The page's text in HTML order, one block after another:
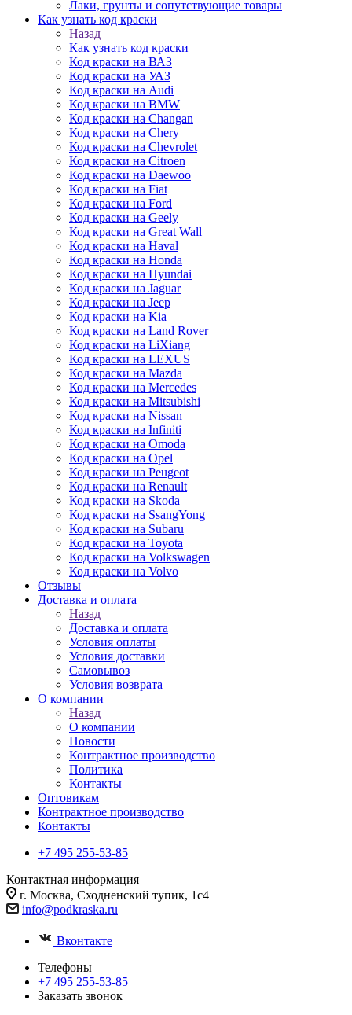
Лаки, грунты и сопутствующие товары
Как узнать код краски
Назад
Как узнать код краски
Код краски на ВАЗ
Код краски на УАЗ
Код краски на Audi
Код краски на BMW
Код краски на Changan
Код краски на Chery
Код краски на Chevrolet
Код краски на Citroen
Код краски на Daewoo
Код краски на Fiat
Код краски на Ford
Код краски на Geely
Код краски на Great Wall
Код краски на Haval
Код краски на Honda
Код краски на Hyundai
Код краски на Jaguar
Код краски на Jeep
Код краски на Kia
Код краски на Land Rover
Код краски на LiXiang
Код краски на LEXUS
Код краски на Mazda
Код краски на Mercedes
Код краски на Mitsubishi
Код краски на Nissan
Код краски на Infiniti
Код краски на Omoda
Код краски на Opel
Код краски на Peugeot
Код краски на Renault
Код краски на Skoda
Код краски на SsangYong
Код краски на Subaru
Код краски на Toyota
Код краски на Volkswagen
Код краски на Volvo
Отзывы
Доставка и оплата
Назад
Доставка и оплата
Условия оплаты
Условия доставки
Самовывоз
Условия возврата
О компании
Назад
О компании
Новости
Контрактное производство
Политика
Контакты
Оптовикам
Контрактное производство
Контакты
+7 495 255-53-85
Контактная информация
г. Москва, Сходненский тупик, 1с4
info@podkraska.ru
Вконтакте
Телефоны
+7 495 255-53-85
Заказать звонок